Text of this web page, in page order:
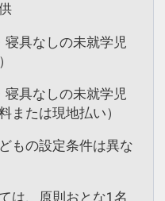
寝具なしの未就学児
寝具なしの未就学児
または現地払い）
もの設定条件は異な
は、原則おとな1名